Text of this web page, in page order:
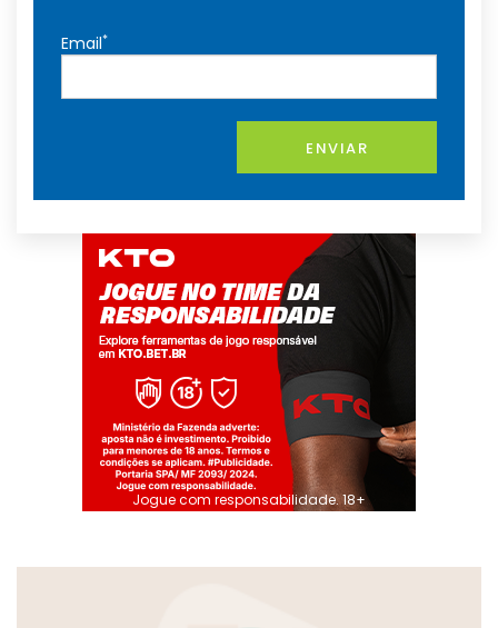
Email*
ENVIAR
Jogue com responsabilidade. 18+